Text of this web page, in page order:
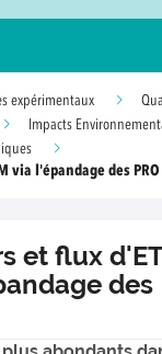
expérimentaux
Impacts
via l'épandage des PRO
et flux
des